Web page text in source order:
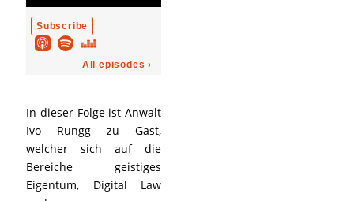
In dieser Folge ist Anwalt
Ivo Rungg zu Gast,
welcher sich auf die
Bereiche geistiges
Eigentum, Digital Law